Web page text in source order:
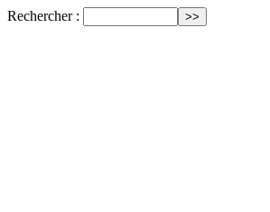
Rechercher :